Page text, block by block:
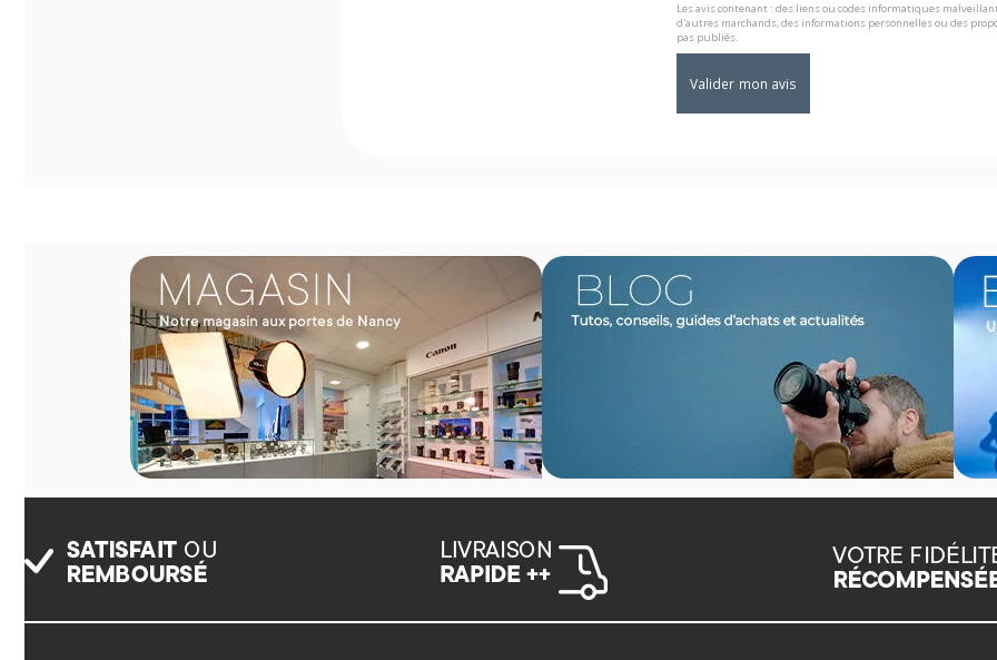
Les avis contenant : des liens ou codes informatiques
d'autres marchands, des informations personnelles ou des
pas publiés.